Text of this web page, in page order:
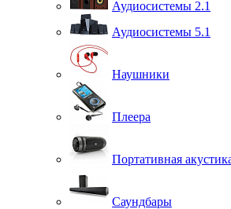
Аудиосистемы 2.1
Аудиосистемы 5.1
Наушники
Плеера
Портативная
Саундбары